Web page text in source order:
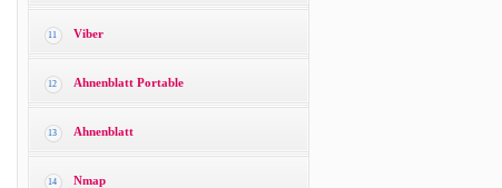
11 Viber
12 Ahnenblatt Portable
13 Ahnenblatt
14 Nmap